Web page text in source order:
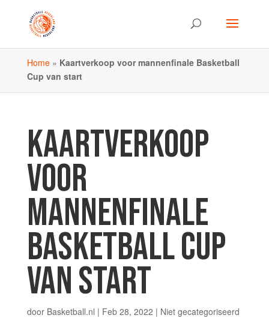
Home» Kaartverkoop voor mannenfinale Basketball
Cup van start
KAARTVERKOOP
VOOR
MANNENFINALE
BASKETBALL CUP
VAN START
door Basketball.nl | Feb 28, 2022 | Niet gecategoriseerd